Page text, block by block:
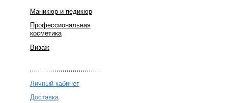
Маникюр и педикюр
Профессиональная
косметика
Визаж
Личный кабинет
Доставка